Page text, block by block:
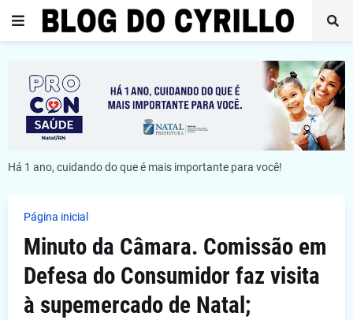
Há 1 ano, cuidando do que é mais importante para você!
Página inicial
Minuto da Câmara. Comissão em
Defesa do Consumidor faz visita
à supemercado de Natal;